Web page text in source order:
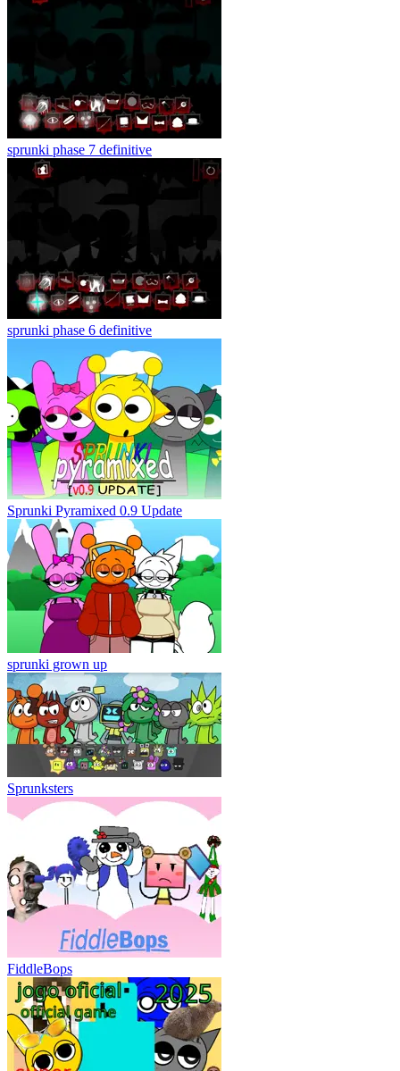
sprunki phase 7 definitive
sprunki phase 6 definitive
Sprunki Pyramixed 0.9 Update
sprunki grown up
Sprunksters
FiddleBops